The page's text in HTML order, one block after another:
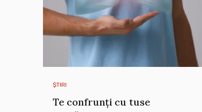
ȘTIRI
Te confrunți cu tuse